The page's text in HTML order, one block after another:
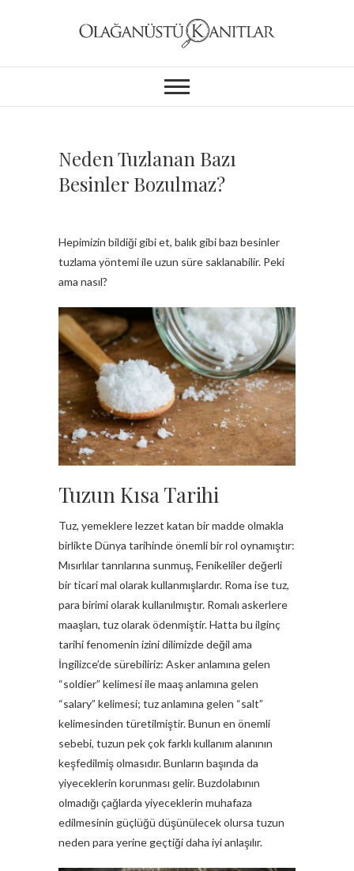
Neden Tuzlanan Bazı
Besinler Bozulmaz?
Hepimizin bildiği gibi et, balık gibi bazı besinler
tuzlama yöntemi ile uzun süre saklanabilir. Peki
ama nasıl?
Tuzun Kısa Tarihi
Tuz, yemeklere lezzet katan bir madde olmakla
birlikte Dünya tarihinde önemli bir rol oynamıştır:
Mısırlılar tanrılarına sunmuş, Fenikeliler değerli
bir ticari mal olarak kullanmışlardır. Roma ise tuz,
para birimi olarak kullanılmıştır. Romalı askerlere
maaşları, tuz olarak ödenmiştir. Hatta bu ilginç
tarihi fenomenin izini dilimizde değil ama
İngilizce’de sürebiliriz: Asker anlamına gelen
“soldier” kelimesi ile maaş anlamına gelen
“salary” kelimesi; tuz anlamına gelen “salt”
kelimesinden türetilmiştir. Bunun en önemli
sebebi, tuzun pek çok farklı kullanım alanının
keşfedilmiş olmasıdır. Bunların başında da
yiyeceklerin korunması gelir. Buzdolabının
olmadığı çağlarda yiyeceklerin muhafaza
edilmesinin güçlüğü düşünülecek olursa tuzun
neden para yerine geçtiği daha iyi anlaşılır.